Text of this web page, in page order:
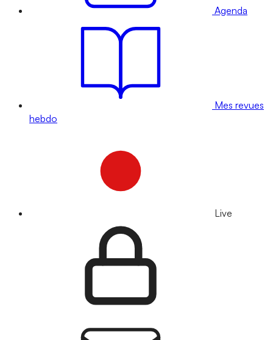
Agenda
Mes revues
hebdo
Live